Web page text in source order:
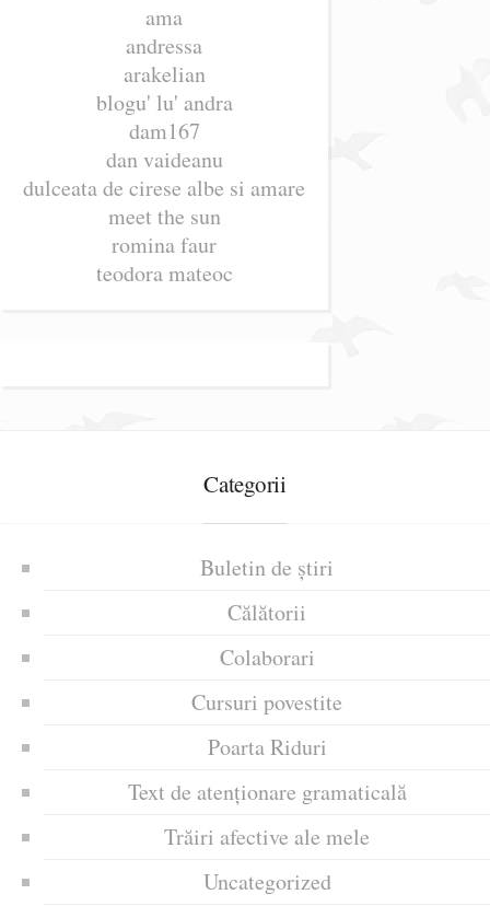
ama
andressa
arakelian
blogu' lu' andra
dam167
dan vaideanu
dulceata de cirese albe si amare
meet the sun
romina faur
teodora mateoc
Categorii
Buletin de știri
Călătorii
Colaborari
Cursuri povestite
Poarta Riduri
Text de atenționare gramaticală
Trăiri afective ale mele
Uncategorized